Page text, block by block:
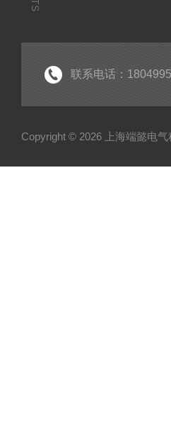
联系电话：
Copyright © 2026 上海端懿电